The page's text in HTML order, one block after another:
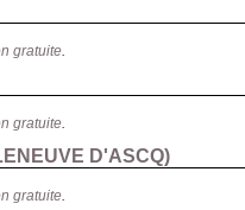
gratuite.
gratuite.
D'ASCQ)
gratuite.